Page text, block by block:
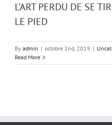
L’ART PERDU DE SE
LE PIED
By admin | octobre 2nd, 2019 |
Read More